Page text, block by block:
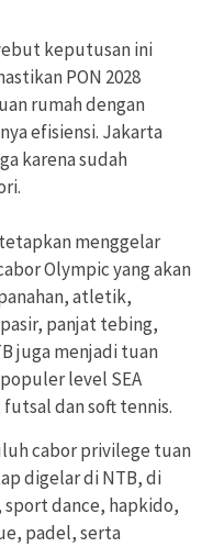
keputusan ini
PON 2028
rumah dengan
efisiensi. Jakarta
karena sudah
menggelar
Olympic yang akan
atletik,
panjat tebing,
juga menjadi tuan
level SEA
dan soft tennis.
cabor privilege tuan
digelar di NTB, di
dance, hapkido,
padel, serta